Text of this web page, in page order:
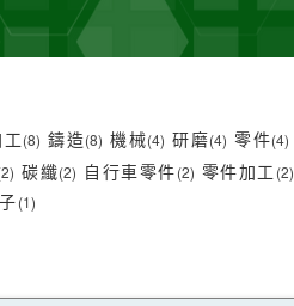
(8) 鑄造(8) 機械(4) 研磨(4) 零件(4)
碳纖(2) 自行車零件(2) 零件加工 (2)
(1)